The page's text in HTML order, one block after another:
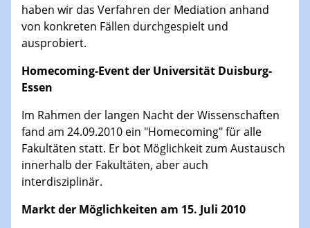
haben wir das Verfahren der Mediation anhand
von konkreten Fällen durchgespielt und
ausprobiert.
Homecoming-Event der Universität Duisburg-
Essen
Im Rahmen der langen Nacht der Wissenschaften
fand am 24.09.2010 ein "Homecoming" für alle
Fakultäten statt. Er bot Möglichkeit zum Austausch
innerhalb der Fakultäten, aber auch
interdisziplinär.
Markt der Möglichkeiten am 15. Juli 2010